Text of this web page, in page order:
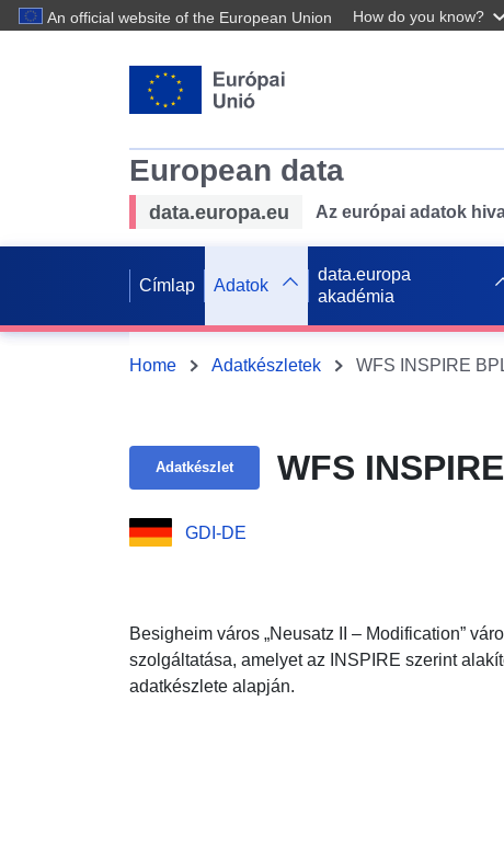
An official website of the European Union How do you know?
European data
data.europa.eu Az európai adatok
Címlap Adatok
data.europa
akadémia
Home Adatkészletek WFS INSPIRE
Adatkészlet WFS
GDI-DE
Besigheim város „Neusatz II – Modification”
szolgáltatása, amelyet az INSPIRE szerint
adatkészlete alapján.